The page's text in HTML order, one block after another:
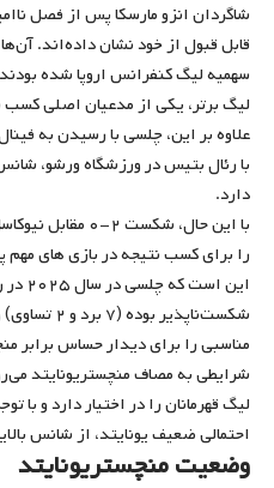
شاگردان انزو مارسکا پس از فصل
قابل قبول از خود نشان داده‌اند.
سهمیه لیگ کنفرانس اروپا شده
لیگ برتر، یکی از مدعیان اصلی
علاوه بر این، چلسی با رسیدن به
با رئال بتیس در ورزشگاه ورشو،
دارد.
با این حال،
را برای کسب نتیجه در بازی های مهم
این
شکست‌ناپذیر
مناسبی را برای دیدار حساس برابر
شرایطی به مصاف منچستریونایتد
لیگ قهرمانان را در اختیار دارد و
احتمالی ضعیف یونایتد، از شانس
وضعیت منچستریونایتد